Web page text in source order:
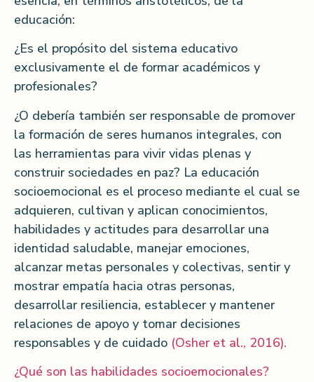
educación:
¿Es el propósito del sistema educativo
exclusivamente el de formar académicos y
profesionales?
¿O debería también ser responsable de promover
la formación de seres humanos integrales, con
las herramientas para vivir vidas plenas y
construir sociedades en paz? La educación
socioemocional es el proceso mediante el cual se
adquieren, cultivan y aplican conocimientos,
habilidades y actitudes para desarrollar una
identidad saludable, manejar emociones,
alcanzar metas personales y colectivas, sentir y
mostrar empatía hacia otras personas,
desarrollar resiliencia, establecer y mantener
relaciones de apoyo y tomar decisiones
responsables y de cuidado (Osher et al., 2016).
¿Qué son las habilidades socioemocionales?